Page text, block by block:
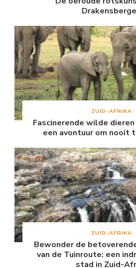
ZUID-AFRIKA
Fascinerende wilde
een avontuur om nooit
ZUID-AFRIKA
Bewonder de
van de Tuinroute: een
stad in Zuid-